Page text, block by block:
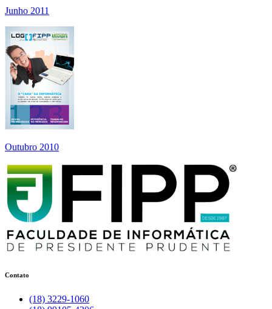
Junho 2011
Outubro 2010
Contato
(18) 3229-1060